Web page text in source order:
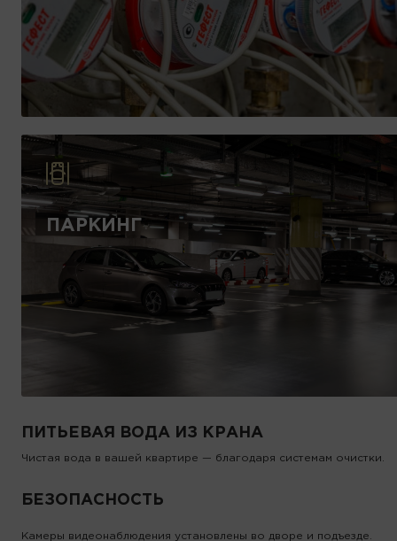
ПАРКИНГ
ПИТЬЕВАЯ ВОДА ИЗ КРАНА
Чистая вода в вашей квартире — благодаря системам очистки.
БЕЗОПАСНОСТЬ
Камеры видеонаблюдения установлены во дворе и подъезде.